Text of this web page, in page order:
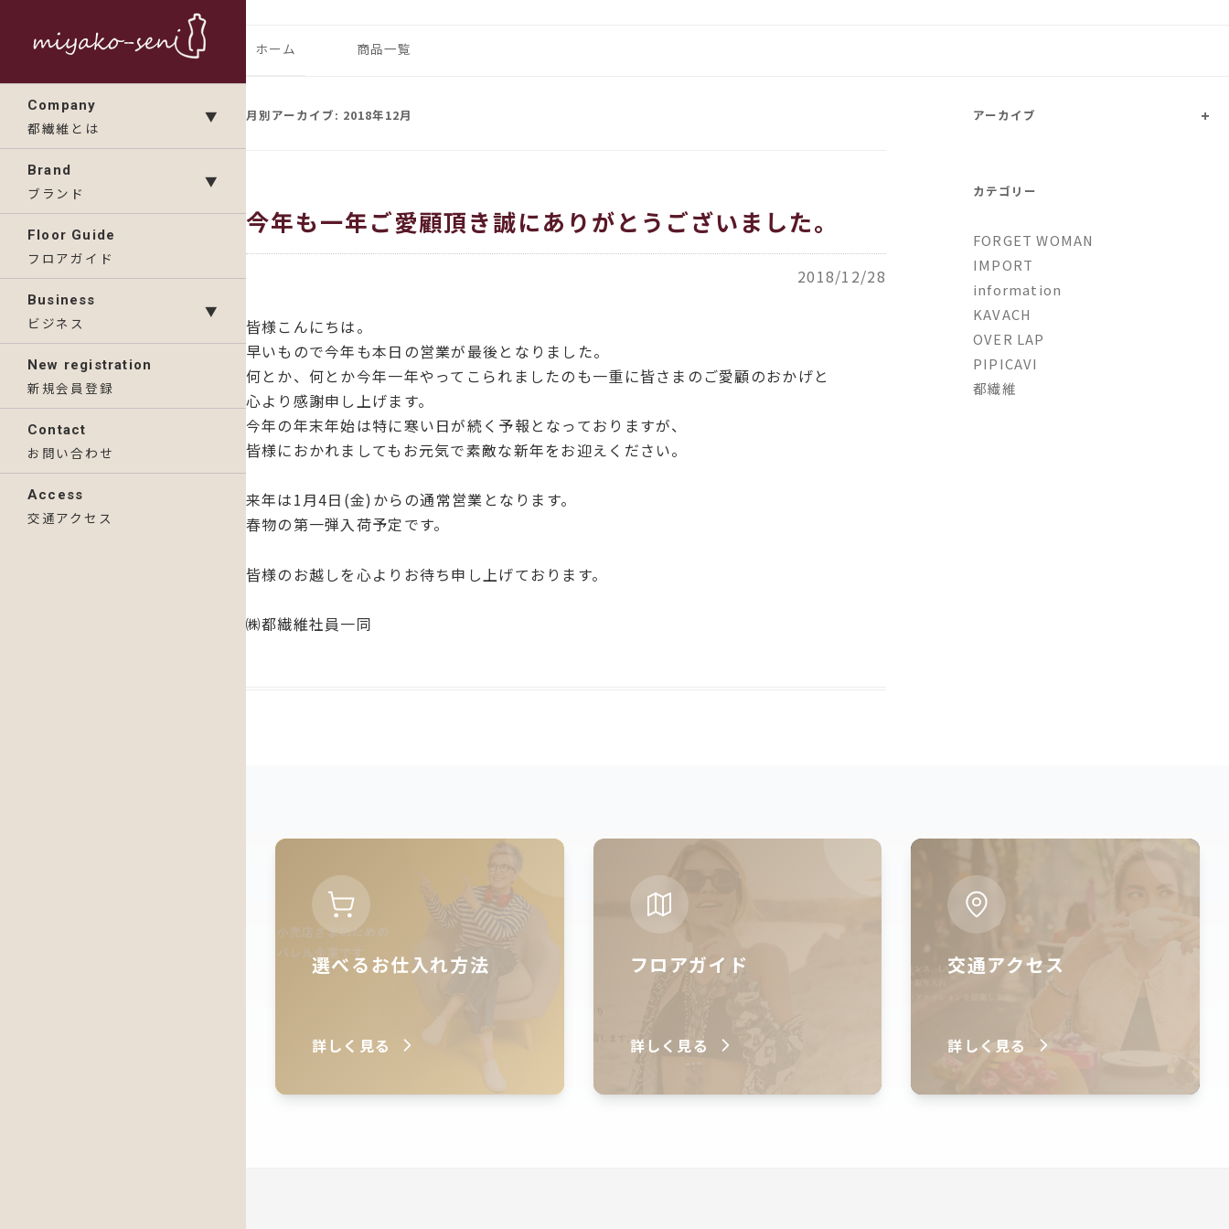
Company
都繊維とは
▼
Brand
ブランド
▼
Floor Guide
フロアガイド
Business
ビジネス
▼
New registration
新規会員登録
Contact
お問い合わせ
Access
交通アクセス
ン
ツ
ッ
フランス、イタリア、アメリカのインポートファッションとオリジナルブ
ランドの「都繊維」
ホーム 商品一覧
月別アーカイブ: 2018年12月
今年も一年ご愛顧頂き誠にありがとうございました。
2018/12/28
皆様こんにちは。
早いもので今年も本日の営業が最後となりました。
何とか、何とか今年一年やってこられましたのも一重に皆さまのご愛顧のおかげと
心より感謝申し上げます。
今年の年末年始は特に寒い日が続く予報となっておりますが、
皆様におかれましてもお元気で素敵な新年をお迎えください。
来年は1月4日(金)からの通常営業となります。
春物の第一弾入荷予定です。
皆様のお越しを心よりお待ち申し上げております。
㈱都繊維社員一同
アーカイブ +
カテゴリー
FORGET WOMAN
IMPORT
information
KAVACH
OVER LAP
PIPICAVI
都繊維
選べるお仕入れ方法
詳しく見る
フロアガイド
詳しく見る
交通アクセス
詳しく見る